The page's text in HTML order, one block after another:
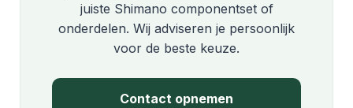
juiste Shimano componentset of
onderdelen. Wij adviseren je persoonlijk
voor de beste keuze.
Contact opnemen